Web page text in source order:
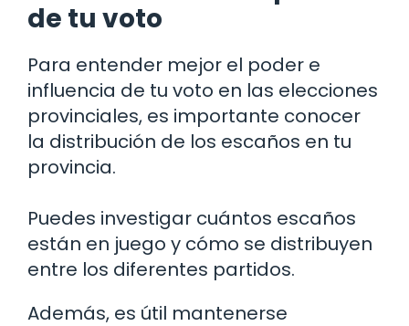
de tu voto
Para entender mejor el poder e
influencia de tu voto en las elecciones
provinciales, es importante conocer
la distribución de los escaños en tu
provincia.
Puedes investigar cuántos escaños
están en juego y cómo se distribuyen
entre los diferentes partidos.
Además, es útil mantenerse